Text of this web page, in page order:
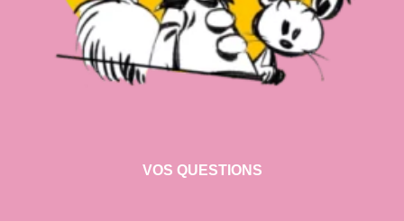
VOS QUESTIONS